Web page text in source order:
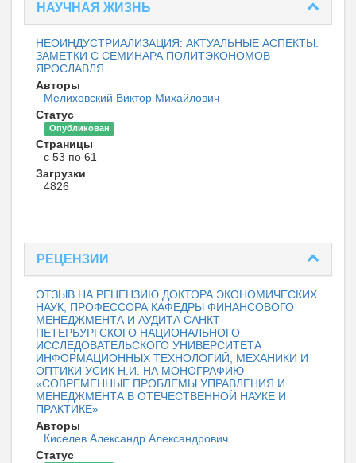
НАУЧНАЯ ЖИЗНЬ
НЕОИНДУСТРИАЛИЗАЦИЯ: АКТУАЛЬНЫЕ АСПЕКТЫ.
ЗАМЕТКИ С СЕМИНАРА ПОЛИТЭКОНОМОВ
ЯРОСЛАВЛЯ
Авторы
Мелиховский Виктор Михайлович
Статус
Опубликован
Страницы
с 53 по 61
Загрузки
4826
РЕЦЕНЗИИ
ОТЗЫВ НА РЕЦЕНЗИЮ ДОКТОРА ЭКОНОМИЧЕСКИХ
НАУК, ПРОФЕССОРА КАФЕДРЫ ФИНАНСОВОГО
МЕНЕДЖМЕНТА И АУДИТА САНКТ-
ПЕТЕРБУРГСКОГО НАЦИОНАЛЬНОГО
ИССЛЕДОВАТЕЛЬСКОГО УНИВЕРСИТЕТА
ИНФОРМАЦИОННЫХ ТЕХНОЛОГИЙ, МЕХАНИКИ И
ОПТИКИ УСИК Н.И. НА МОНОГРАФИЮ
«СОВРЕМЕННЫЕ ПРОБЛЕМЫ УПРАВЛЕНИЯ И
МЕНЕДЖМЕНТА В ОТЕЧЕСТВЕННОЙ НАУКЕ И
ПРАКТИКЕ»
Авторы
Киселев Александр Александрович
Статус